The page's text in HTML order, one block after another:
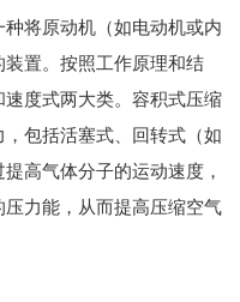
种将原动机（如电动机或内
置。按照工作原理和结
度式两大类。容积式压缩
包括活塞式、回转式（如
高气体分子的运动速度，
力能，从而提高压缩空气